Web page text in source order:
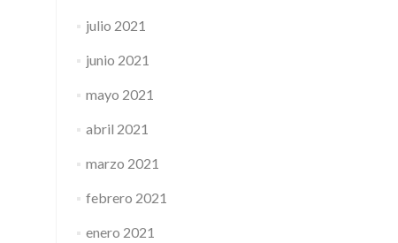
julio 2021
junio 2021
mayo 2021
abril 2021
marzo 2021
febrero 2021
enero 2021